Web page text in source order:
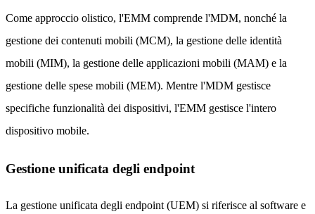
Come approccio olistico, l'EMM comprende l'MDM, nonché la
gestione dei contenuti mobili (MCM), la gestione delle identità
mobili (MIM), la gestione delle applicazioni mobili (MAM) e la
gestione delle spese mobili (MEM). Mentre l'MDM gestisce
specifiche funzionalità dei dispositivi, l'EMM gestisce l'intero
dispositivo mobile.
Gestione unificata degli endpoint
La gestione unificata degli endpoint (UEM) si riferisce al software e